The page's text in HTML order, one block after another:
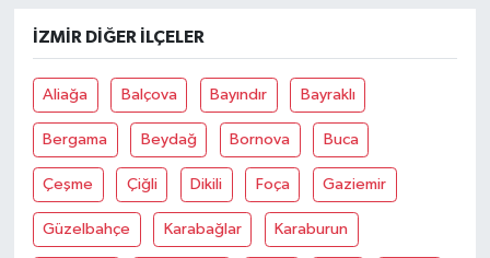
İZMIR DIĞER İLÇELER
Aliağa Balçova Bayındır Bayraklı
Bergama Beydağ Bornova Buca
Çeşme Çiğli Dikili Foça Gaziemir
Güzelbahçe Karabağlar Karaburun